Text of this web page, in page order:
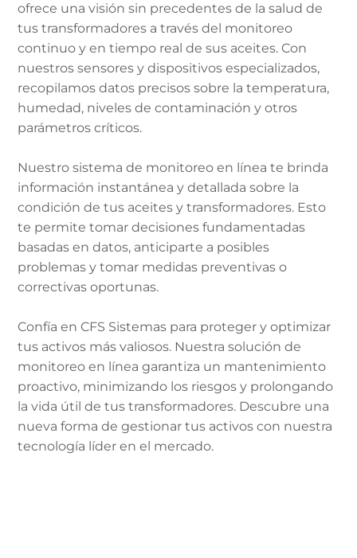
ofrece una visión sin precedentes de la salud de
tus transformadores a través del monitoreo
continuo y en tiempo real de sus aceites. Con
nuestros sensores y dispositivos especializados,
recopilamos datos precisos sobre la temperatura,
humedad, niveles de contaminación y otros
parámetros críticos.
Nuestro sistema de monitoreo en línea te brinda
información instantánea y detallada sobre la
condición de tus aceites y transformadores. Esto
te permite tomar decisiones fundamentadas
basadas en datos, anticiparte a posibles
problemas y tomar medidas preventivas o
correctivas oportunas.
Confía en CFS Sistemas para proteger y optimizar
tus activos más valiosos. Nuestra solución de
monitoreo en línea garantiza un mantenimiento
proactivo, minimizando los riesgos y prolongando
la vida útil de tus transformadores. Descubre una
nueva forma de gestionar tus activos con nuestra
tecnología líder en el mercado.